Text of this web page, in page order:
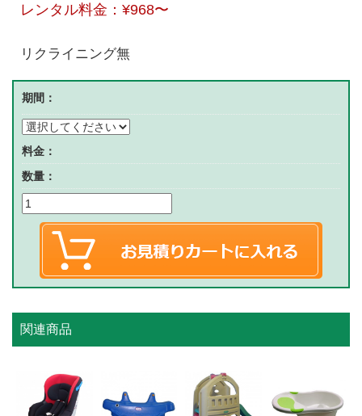
レンタル料金： ¥968〜
リクライニング無
期間：
料金：
数量：
関連商品